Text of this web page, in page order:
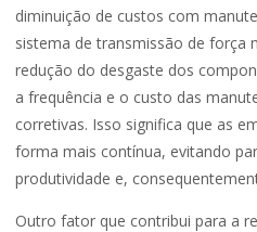
diminuição de custos com
sistema de transmissão de força
redução do desgaste dos
a frequência e o custo das
corretivas. Isso significa que as
forma mais contínua, evitando
produtividade e,
Outro fator que contribui para a